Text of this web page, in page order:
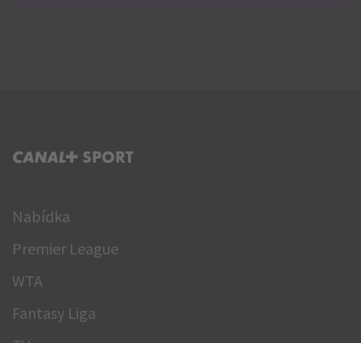
C+ SPORT
Nabídka
Premier League
WTA
Fantasy Liga